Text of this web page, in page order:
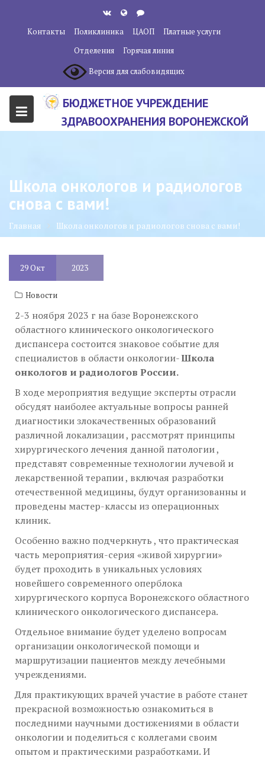
содержанию
Контакты Поликлиника ЦАОП
Платные услуги
Отделения
Горячая линия
Версия для слабовидящих
БЮДЖЕТНОЕ УЧРЕЖДЕНИЕ
ЗДРАВООХРАНЕНИЯ ВОРОНЕЖСКОЙ
ЦЕНТР"
Школа онкологов и радиологов
снова с вами!
Главная Школа онкологов и радиологов снова с вами!
29Окт 2023
Новости
2-3 ноября 2023 г на базе Воронежского
областного клинического онкологического
диспансера состоится знаковое событие для
специалистов в области онкологии-Школа
онкологов и радиологов России.
В ходе мероприятия ведущие эксперты отрасли
обсудят наиболее актуальные вопросы ранней
диагностики злокачественных образований
различной локализации , рассмотрят принципы
хирургического лечения данной патологии ,
представят современные технологии лучевой и
лекарственной терапии , включая разработки
отечественной медицины, будут организованны и
проведены мастер-классы из операционных
клиник.
Особенно важно подчеркнуть , что практическая
часть мероприятия-серия «живой хирургии»
будет проходить в уникальных условиях
новейшего современного оперблока
хирургического корпуса Воронежского областного
клинического онкологического диспансера.
Отдельное внимание будет уделено вопросам
организации онкологической помощи и
маршрутизации пациентов между лечебными
учреждениями.
Для практикующих врачей участие в работе станет
прекрасной возможностью ознакомиться в
последними научными достижениями в области
онкологии и поделиться с коллегами своим
опытом и практическими разработками. И